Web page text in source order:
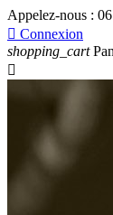
Appelez-nous :
 Connexion
shopping_cart
